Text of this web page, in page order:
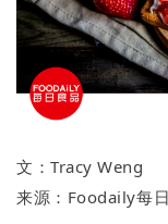
文：Tracy Weng
来源：Foodaily每